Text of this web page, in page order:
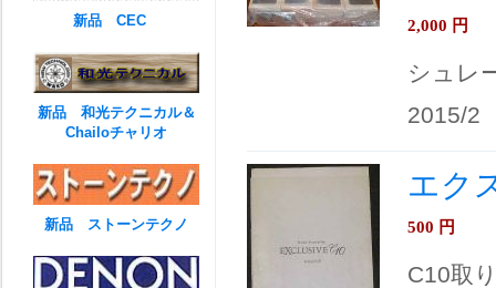
2,000 円
シュレ
2015/2
エク
500 円
C10取
新品 CEC
新品 和光テクニカル＆
Chailoチャリオ
新品 ストーンテクノ